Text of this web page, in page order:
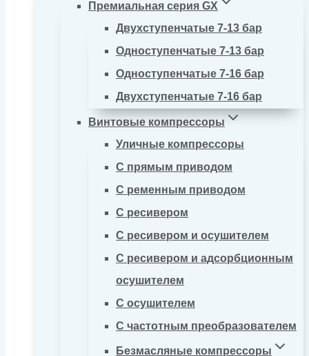
Премиальная серия GX
Двухступенчатые 7-13 бар
Одноступенчатые 7-13 бар
Одноступенчатые 7-16 бар
Двухступенчатые 7-16 бар
Винтовые компрессоры
Уличные компрессоры
С прямым приводом
С ременным приводом
С ресивером
С ресивером и осушителем
С ресивером и адсорбционным
осушителем
С осушителем
С частотным преобразователем
Безмасляные компрессоры